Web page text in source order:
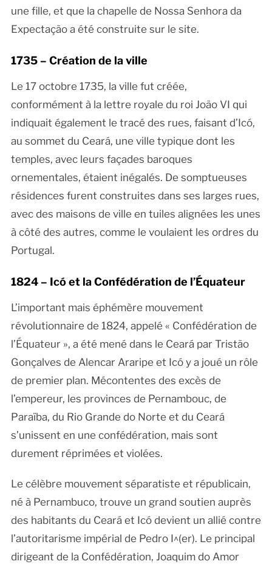
une fille, et que la chapelle de Nossa Senhora da
Expectação a été construite sur le site.
1735 – Création de la ville
Le 17 octobre 1735, la ville fut créée,
conformément à la lettre royale du roi João VI qui
indiquait également le tracé des rues, faisant d’Icó,
au sommet du Ceará, une ville typique dont les
temples, avec leurs façades baroques
ornementales, étaient inégalés. De somptueuses
résidences furent construites dans ses larges rues,
avec des maisons de ville en tuiles alignées les unes
à côté des autres, comme le voulaient les ordres du
Portugal.
1824 – Icó et la Confédération de l’Équateur
L’important mais éphémère mouvement
révolutionnaire de 1824, appelé « Confédération de
l’Équateur », a été mené dans le Ceará par Tristão
Gonçalves de Alencar Araripe et Icó y a joué un rôle
de premier plan. Mécontentes des excès de
l’empereur, les provinces de Pernambouc, de
Paraïba, du Rio Grande do Norte et du Ceará
s’unissent en une confédération, mais sont
durement réprimées et violées.
Le célèbre mouvement séparatiste et républicain,
né à Pernambuco, trouve un grand soutien auprès
des habitants du Ceará et Icó devient un allié contre
l’autoritarisme impérial de Pedro I^(er). Le principal
dirigeant de la Confédération, Joaquim do Amor